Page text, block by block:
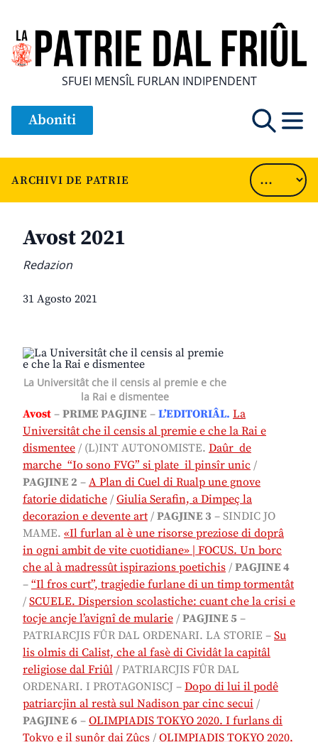
SFUEI MENSÎL FURLAN INDIPENDENT
Aboniti
ARCHIVI DE PATRIE
Avost 2021
Redazion
31 Agosto 2021
La Universitât che il censis al premie e che
la Rai e dismentee
Avost – PRIME PAGJINE – L’EDITORIÂL. La
Universitât che il censis al premie e che la Rai e
dismentee / (L)INT AUTONOMISTE. Daûr de
marche “Io sono FVG” si plate il pinsîr unic /
PAGJINE 2 – A Plan di Cuel di Rualp une gnove
fatorie didatiche / Giulia Serafin, a Dimpeç la
decorazion e devente art / PAGJINE 3 – SINDIC JO
MAME. «Il furlan al è une risorse preziose di doprâ
in ogni ambit de vite cuotidiane» | FOCUS. Un borc
che al à madressût ispirazions poetichis / PAGJINE 4
– “Il fros curt”, tragjedie furlane di un timp tormentât
/ SCUELE. Dispersion scolastiche: cuant che la crisi e
tocje ancje l’avignî de mularie / PAGJINE 5 –
PATRIARCJIS FÛR DAL ORDENARI. LA STORIE – Su
lis olmis di Calist, che al fasè di Cividât la capitâl
religiose dal Friûl / PATRIARCJIS FÛR DAL
ORDENARI. I PROTAGONISCJ – Dopo di lui il podê
patriarcjin al restà sul Nadison par cinc secui /
PAGJINE 6 – OLIMPIADIS TOKYO 2020. I furlans di
Tokyo e il sunôr dai Zûcs / OLIMPIADIS TOKYO 2020.